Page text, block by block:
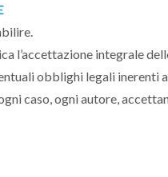
l’accettazione integrale
obblighi legali inerenti
caso, ogni autore,